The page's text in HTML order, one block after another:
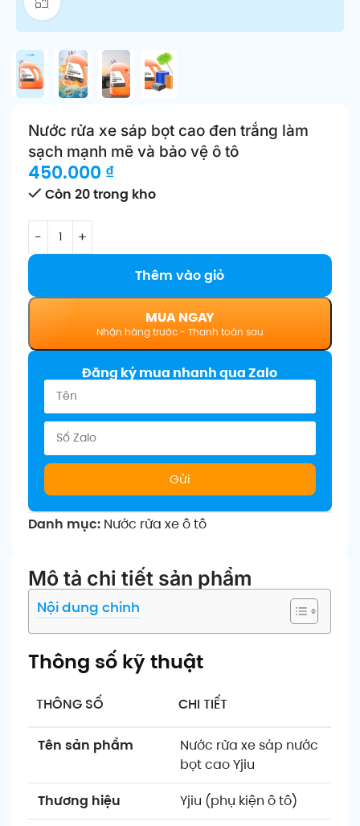
Nước rửa xe sáp bọt cao đen trắng làm
sạch mạnh mẽ và bảo vệ ô tô
450.000 ₫
Còn 20 trong kho
Thêm vào giỏ
MUA NGAY
Đăng ký mua nhanh qua Zalo
Gửi
Danh mục: Nước rửa xe ô tô
Mô tả chi tiết sản phẩm
Nội dung chính
Thông số kỹ thuật
THÔNG SỐ CHI TIẾT
Tên sản phẩm
Nước rửa xe sáp nước
bọt cao Yjiu
Thương hiệu
Yjiu (phụ kiện ô tô)